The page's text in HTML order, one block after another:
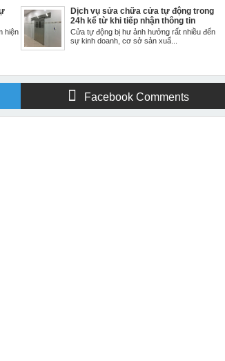
hiện
Dịch vụ sửa chữa cửa tự động trong
24h kể từ khi tiếp nhận thông tin
Cửa tự động bị hư ảnh hưởng rất nhiều đến
sự kinh doanh, cơ sở sản xuấ...
Facebook Comments